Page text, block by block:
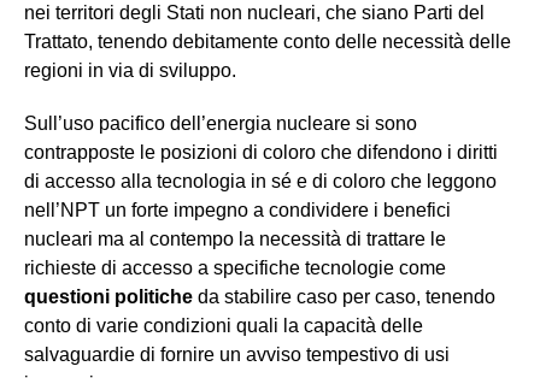
nei territori degli Stati non nucleari, che siano Parti del
Trattato, tenendo debitamente conto delle necessità delle
regioni in via di sviluppo.
Sull’uso pacifico dell’energia nucleare si sono
contrapposte le posizioni di coloro che difendono i diritti
di accesso alla tecnologia in sé e di coloro che leggono
nell’NPT un forte impegno a condividere i benefici
nucleari ma al contempo la necessità di trattare le
richieste di accesso a specifiche tecnologie come
questioni politiche da stabilire caso per caso, tenendo
conto di varie condizioni quali la capacità delle
salvaguardie di fornire un avviso tempestivo di usi